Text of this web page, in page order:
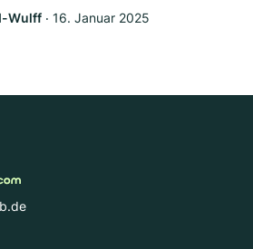
Wulff ‧ 16. Januar 2025